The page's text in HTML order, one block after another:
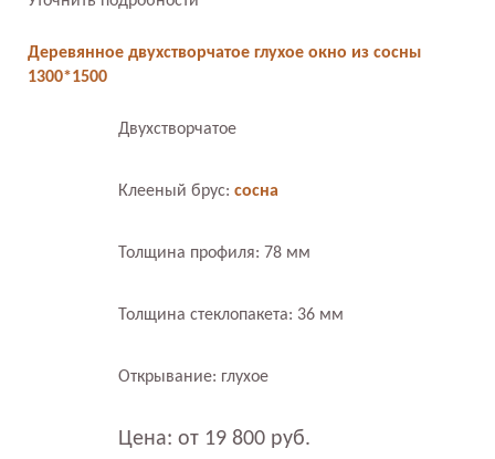
Деревянное двухстворчатое глухое окно из сосны
1300*1500
Двухстворчатое
Клееный брус: сосна
Толщина профиля: 78 мм
Толщина стеклопакета: 36 мм
Открывание: глухое
Цена: от 19 800 руб.